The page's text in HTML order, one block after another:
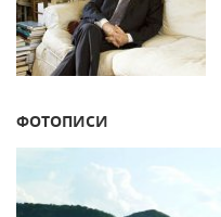
ФОТОПИСИ